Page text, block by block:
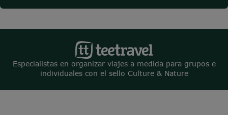
Especialistas en organizar viajes a medida para grupos e
individuales con el sello Culture & Nature